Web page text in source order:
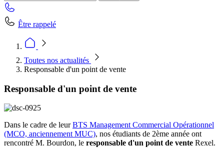
Être rappelé
Toutes nos actualités
Responsable d'un point de vente
Responsable d'un point de vente
Dans le cadre de leurBTS Management Commercial Opérationnel
(MCO, anciennement MUC), nos étudiants de 2ème année ont
rencontré M. Bourdon, le responsable d'un point de vente Rexel.